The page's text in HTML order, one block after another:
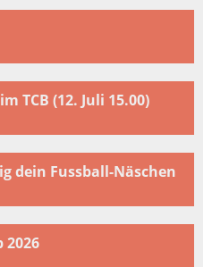
TCB (12. Juli 15.00)
dein Fussball-Näschen
2026